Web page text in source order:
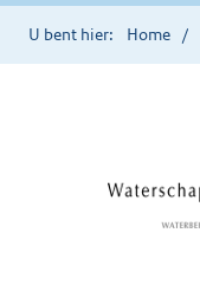
binnen
U bent hier: Home